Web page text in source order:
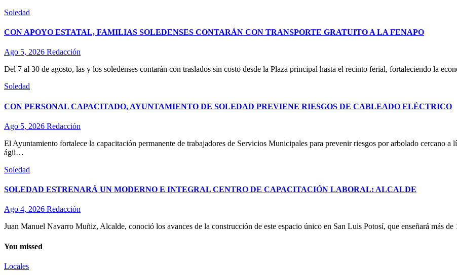
Soledad
CON APOYO ESTATAL, FAMILIAS SOLEDENSES CONTARÁN CON TRANSPORTE GRATUITO A LA FENAPO
Ago 5, 2026 Redacción
Del 7 al 30 de agosto, las y los soledenses contarán con traslados sin costo desde la Plaza principal hasta el recinto ferial, fortaleciendo la
Soledad
CON PERSONAL CAPACITADO, AYUNTAMIENTO DE SOLEDAD PREVIENE RIESGOS DE CABLEADO ELÉCTRICO
Ago 5, 2026 Redacción
El Ayuntamiento fortalece la capacitación permanente de trabajadores de Servicios Municipales para prevenir riesgos por arbolado cercano a
ágil…
Soledad
SOLEDAD ESTRENARÁ UN MODERNO E INTEGRAL CENTRO DE CAPACITACIÓN LABORAL: ALCALDE
Ago 4, 2026 Redacción
Juan Manuel Navarro Muñiz, Alcalde, conoció los avances de la construcción de este espacio único en San Luis Potosí, que enseñará más
You missed
Locales